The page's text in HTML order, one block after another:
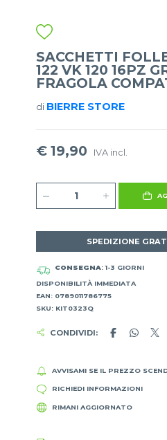
SACCHETTI
122 VK 120 16PZ
FRAGOLA
di BIERRE STORE
€ 19,90 IVA incl.
SPEDIZIONE
CONSEGNA: 1-3 GIORNI
DISPONIBILITÀ IMMEDIATA
EAN: 0789011786775
SKU: KIT0323Q
CONDIVIDI:
AVVISAMI SE IL PREZZO
RICHIEDI INFORMAZIONI
RIMANI AGGIORNATO